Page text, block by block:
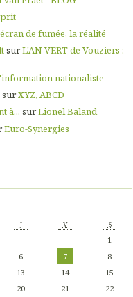
de fumée, la réalité
surL'AN VERT de Vouziers :
nationaliste
surXYZ, ABCD
à... surLionel Baland
Euro-Synergies
J V S
1
6 7
8
13 14
15
20 21
22